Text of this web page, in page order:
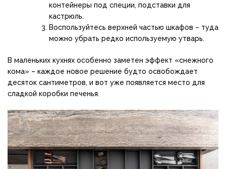
контейнеры под специи, подставки для
кастрюль.
Воспользуйтесь верхней частью шкафов – туда
можно убрать редко используемую утварь.
В маленьких кухнях особенно заметен эффект «снежного
кома» – каждое новое решение будто освобождает
десяток сантиметров, и вот уже появляется место для
сладкой коробки печенья.